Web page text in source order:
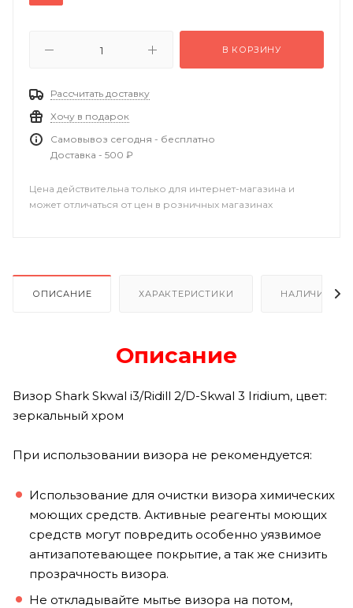
В КОРЗИНУ
Рассчитать доставку
Хочу в подарок
Самовывоз сегодня - бесплатно
Доставка - 500 ₽
Цена действительна только для интернет-магазина и
может отличаться от цен в розничных магазинах
ОПИСАНИЕ ХАРАКТЕРИСТИКИ НАЛИЧИЕ В
Описание
Визор Shark Skwal i3/Ridill 2/D-Skwal 3 Iridium, цвет:
зеркальный хром
При использовании визора не рекомендуется:
Использование для очистки визора химических
моющих средств. Активные реагенты моющих
средств могут повредить особенно уязвимое
антизапотевающее покрытие, а так же снизить
прозрачность визора.
Не откладывайте мытье визора на потом,